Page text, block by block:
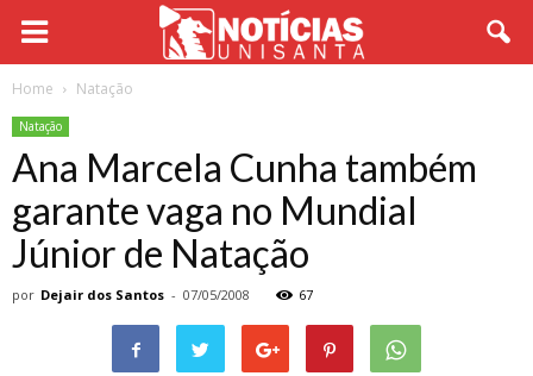
Home Natação
Natação
Ana Marcela Cunha também
garante vaga no Mundial
Júnior de Natação
por Dejair dos Santos - 07/05/2008 67